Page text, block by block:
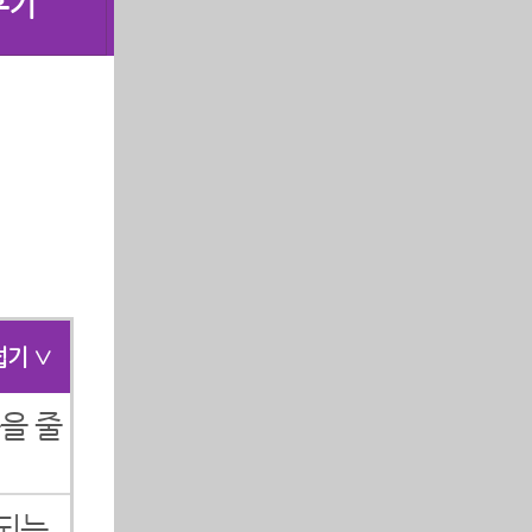
기 ∨
줄